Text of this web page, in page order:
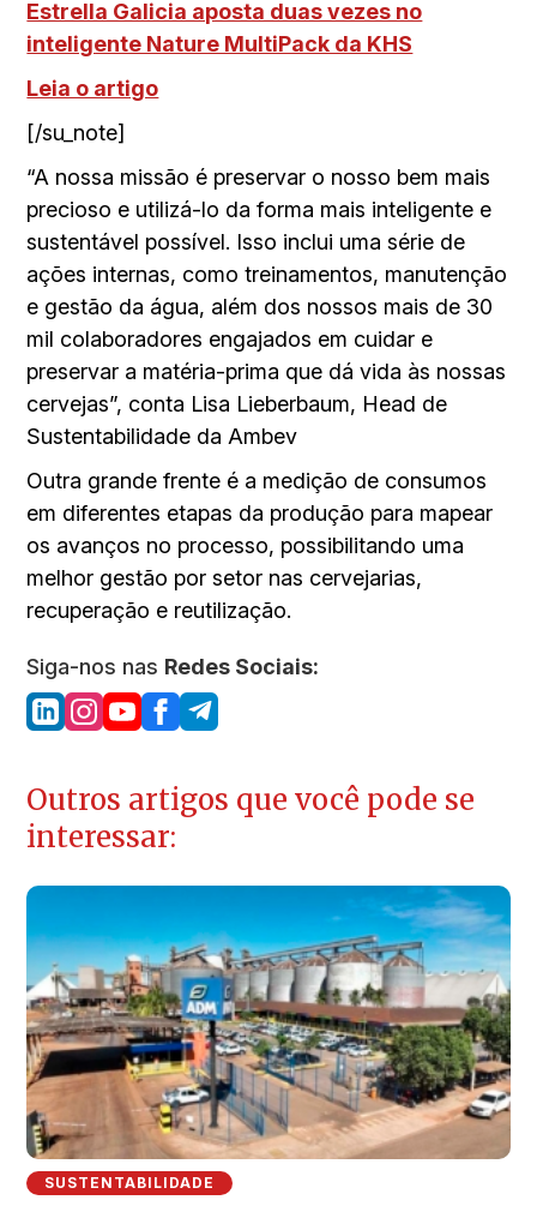
Estrella Galicia aposta duas vezes no
inteligente Nature MultiPack da KHS
Leia o artigo
[/su_note]
“A nossa missão é preservar o nosso bem mais
precioso e utilizá-lo da forma mais inteligente e
sustentável possível. Isso inclui uma série de
ações internas, como treinamentos, manutenção
e gestão da água, além dos nossos mais de 30
mil colaboradores engajados em cuidar e
preservar a matéria-prima que dá vida às nossas
cervejas”, conta Lisa Lieberbaum, Head de
Sustentabilidade da Ambev
Outra grande frente é a medição de consumos
em diferentes etapas da produção para mapear
os avanços no processo, possibilitando uma
melhor gestão por setor nas cervejarias,
recuperação e reutilização.
Siga-nos nas Redes Sociais:
Outros artigos que você pode se
interessar:
SUSTENTABILIDADE